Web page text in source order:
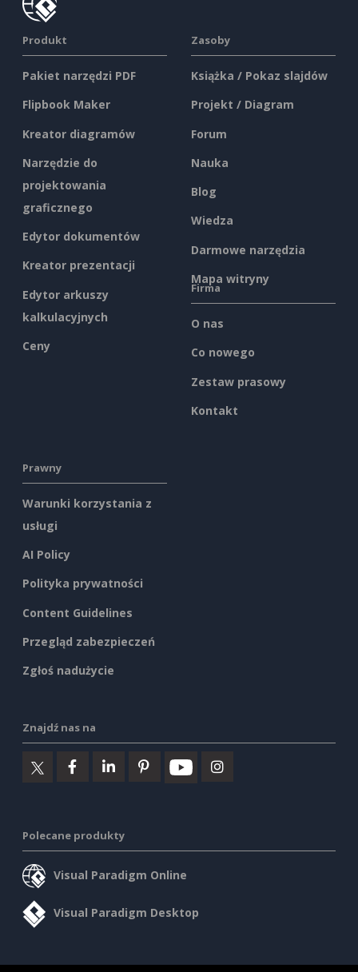
Produkt
Pakiet narzędzi PDF
Flipbook Maker
Kreator diagramów
Narzędzie do
projektowania
graficznego
Edytor dokumentów
Kreator prezentacji
Edytor arkuszy
kalkulacyjnych
Ceny
Zasoby
Książka / Pokaz slajdów
Projekt / Diagram
Forum
Nauka
Blog
Wiedza
Darmowe narzędzia
Mapa witryny
Firma
O nas
Co nowego
Zestaw prasowy
Kontakt
Prawny
Warunki korzystania z
usługi
AI Policy
Polityka prywatności
Content Guidelines
Przegląd zabezpieczeń
Zgłoś nadużycie
Znajdź nas na
Polecane produkty
Visual Paradigm Online
Visual Paradigm Desktop